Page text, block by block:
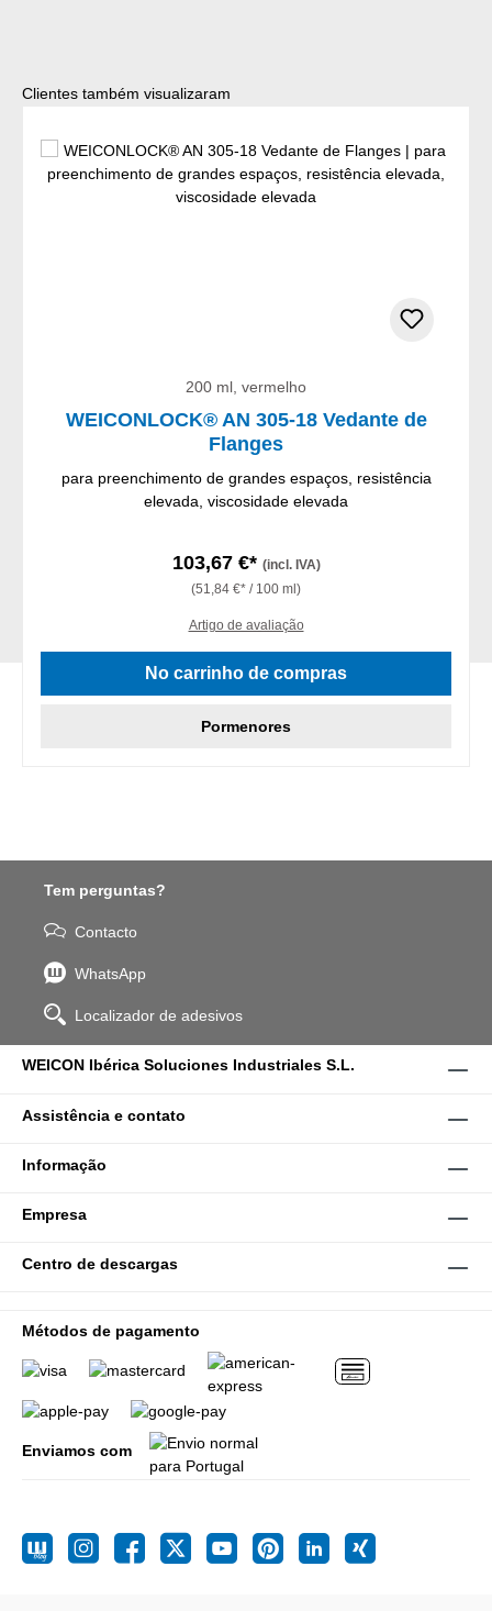
Ignorar a galeria de produtos
Clientes também visualizaram
200 ml, vermelho
WEICONLOCK® AN 305-18 Vedante de
Flanges
para preenchimento de grandes espaços, resistência
elevada, viscosidade elevada
103,67 €* (incl. IVA)
(51,84 €* / 100 ml)
Artigo de avaliação
No carrinho de compras
Pormenores
Tem perguntas?
Contacto
WhatsApp
Localizador de adesivos
WEICON Ibérica Soluciones Industriales S.L.
Assistência e contato
Informação
Empresa
Centro de descargas
Métodos de pagamento
Enviamos com